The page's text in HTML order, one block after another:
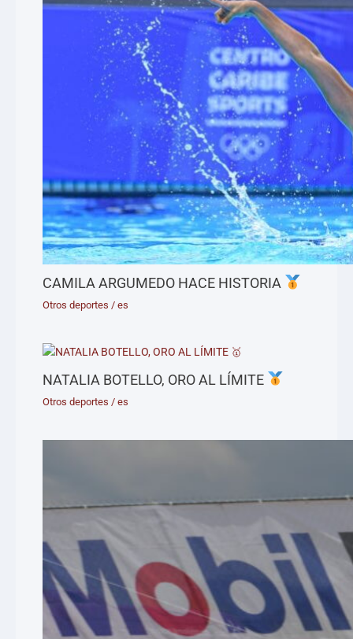
CAMILA ARGUMEDO HACE HISTORIA
Otros deportes /es
NATALIA BOTELLO, ORO AL LÍMITE
Otros deportes /es